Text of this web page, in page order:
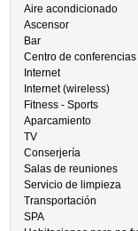
Aire acondicionado
Ascensor
Bar
Centro de conferencias
Internet
Internet (wireless)
Fitness - Sports
Aparcamiento
TV
Conserjería
Salas de reuniones
Servicio de limpieza
Transportación
SPA